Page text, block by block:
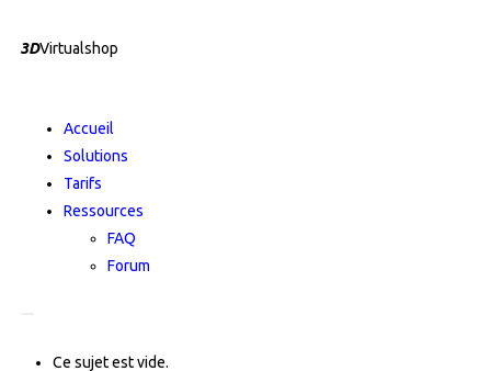
3DVirtualshop
Accueil
Solutions
Tarifs
Ressources
FAQ
Forum
Ce sujet est vide.